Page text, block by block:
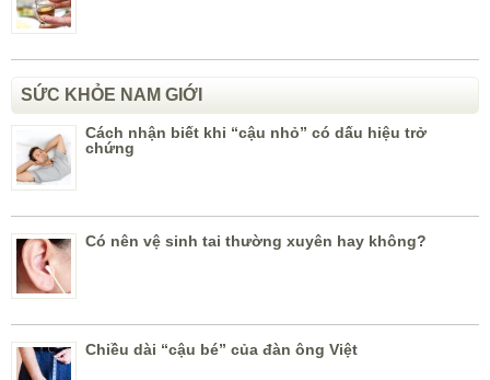
SỨC KHỎE NAM GIỚI
Cách nhận biết khi “cậu nhỏ” có dấu hiệu trở
chứng
Có nên vệ sinh tai thường xuyên hay không?
Chiều dài “cậu bé” của đàn ông Việt